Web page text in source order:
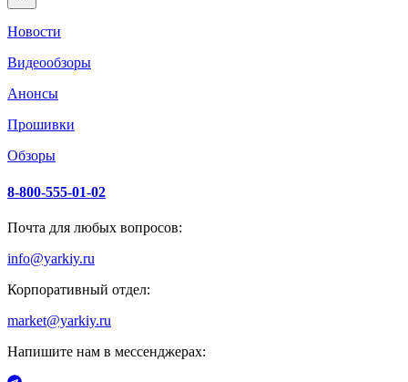
Новости
Видеообзоры
Анонсы
Прошивки
Обзоры
8-800-555-01-02
Почта для любых вопросов:
info@yarkiy.ru
Корпоративный отдел:
market@yarkiy.ru
Напишите нам в мессенджерах: